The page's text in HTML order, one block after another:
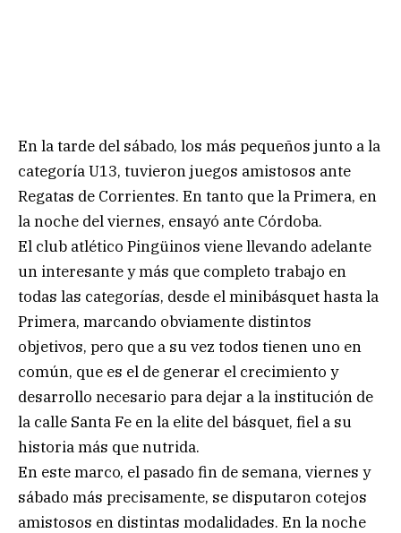
En la tarde del sábado, los más pequeños junto a la
categoría U13, tuvieron juegos amistosos ante
Regatas de Corrientes. En tanto que la Primera, en
la noche del viernes, ensayó ante Córdoba.
El club atlético Pingüinos viene llevando adelante
un interesante y más que completo trabajo en
todas las categorías, desde el minibásquet hasta la
Primera, marcando obviamente distintos
objetivos, pero que a su vez todos tienen uno en
común, que es el de generar el crecimiento y
desarrollo necesario para dejar a la institución de
la calle Santa Fe en la elite del básquet, fiel a su
historia más que nutrida.
En este marco, el pasado fin de semana, viernes y
sábado más precisamente, se disputaron cotejos
amistosos en distintas modalidades. En la noche